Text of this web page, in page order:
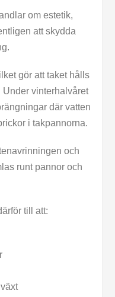
om estetik,
att skydda
gör att taket hålls
Under vinterhalvåret
där vatten
i takpannorna.
och
runt pannor och
till att: